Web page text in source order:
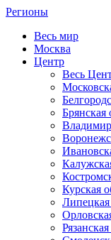
Регионы
Весь мир
Москва
Центр
Весь
Брянская
Курская
Липецкая